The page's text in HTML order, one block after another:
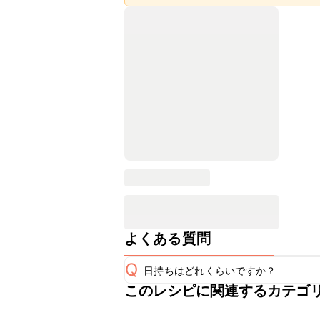
よくある質問
Q 日持ちはどれくらいですか？
こちらのレシピは出来たてをお召し
このレシピに関連するカテゴ